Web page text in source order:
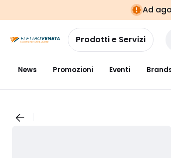
navigazionealla
pagina
Ad
Prodotti e Servizi
News Promozioni Eventi